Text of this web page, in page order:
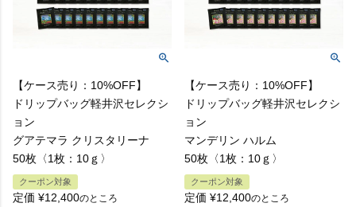
【ケース売り：10%OFF】
ドリップバッグ軽井沢セレクシ
ョン
グアテマラ クリスタリーナ
50枚〈1枚：10ｇ〉
クーポン対象
定価 ¥12,400のところ
【ケース売り：10%OFF】
ドリップバッグ軽井沢セレクシ
ョン
マンデリン ハルム
50枚〈1枚：10ｇ〉
クーポン対象
定価 ¥12,400のところ